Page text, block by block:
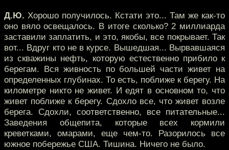
Д.Ю. Хорошо получилось. Кстати это... Там же как-то
оно вяло освещалось. В итоге сколько? 2 миллиарда
заставили заплатить, и это, якобы, все покрывает. Так
вот... Вдруг кто не в курсе. Вышедшая... Вырвавшаяся
из скважины нефть, которую естественно прибило к
берегам. Вся живность по большей части живет на
определенных глубинах. То есть, поближе к берегу. На
километре никто не живет. И едят в основном то, что
живет поближе к берегу. Сдохло все, что живет возле
берега. Сдохли, соответственно, все питательные...
Заведения общепита, которые всех кормили
креветками, омарами, еще чем-то. Разорилось все
южное побережье США. Тишина. Ничего не было.